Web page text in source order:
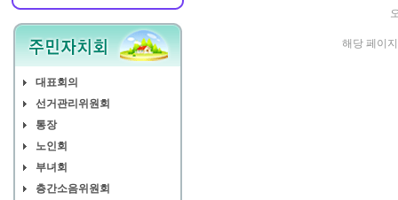
관리사무소에 바란다
대표회의
선거관리위원회
통장
노인회
부녀회
층간소음위원회
해당 페이